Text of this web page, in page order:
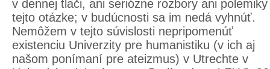
v dennej tlači, ani seriózne rozbory ani
tejto otázke; v budúcnosti sa im nedá vyhnúť.
Nemôžem v tejto súvislosti nepripomenúť
existenciu Univerzity pre humanistiku (v ich aj
našom ponímaní pre ateizmus) v Utrechte v